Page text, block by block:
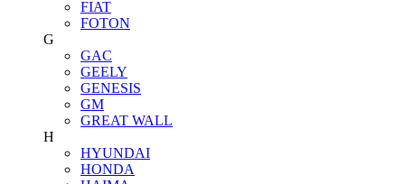
FIAT
FOTON
G
GAC
GEELY
GENESIS
GM
GREAT WALL
H
HYUNDAI
HONDA